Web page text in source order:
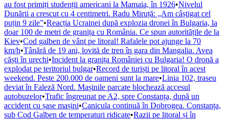
au fost primiți studenții americani la Mamaia, în 1926•Nivelul
Dunării a crescut cu 4 centimetri. Radu Miruță: „Am câștigat cel
puțin 9 zile”•Reacția Ucrainei după explozia dronei în Bulgaria, la
doar 100 de metri de granița cu România. Ce spun autoritățile de la
Kiev•Cod galben de vânt pe litoral! Rafalele pot ajunge la 70
km/h•Tânără de 19 ani, lovită de tren în gara din Mangalia. Avea
căști în urechi•Incident la granița României cu Bulgaria! O dronă a
explodat pe teritoriul bulgar•Record de turiști pe litoral în acest
weekend. Peste 200.000 de oameni sunt la mare•Linia 102, traseu
deviat în Faleză Nord. Mașinile parcate blochează accesul
autobuzelor•Trafic îngreunat pe A2, spre Constanța, după un
accident cu șase mașini•Canicula continuă în Dobrogea. Constanța,
sub Cod Galben de temperaturi ridicate•Razii pe litoral și în